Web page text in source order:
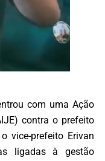
com uma Ação
contra o prefeito
vice-prefeito Erivan
ligadas à gestão